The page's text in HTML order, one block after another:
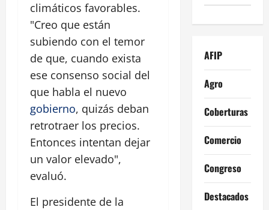
climáticos favorables.
"Creo que están
subiendo con el temor
de que, cuando exista
ese consenso social del
que habla el nuevo
gobierno, quizás deban
retrotraer los precios.
Entonces intentan dejar
un valor elevado",
evaluó.
El presidente de la
AFIP
Agro
Coberturas
Comercio
Congreso
Destacados